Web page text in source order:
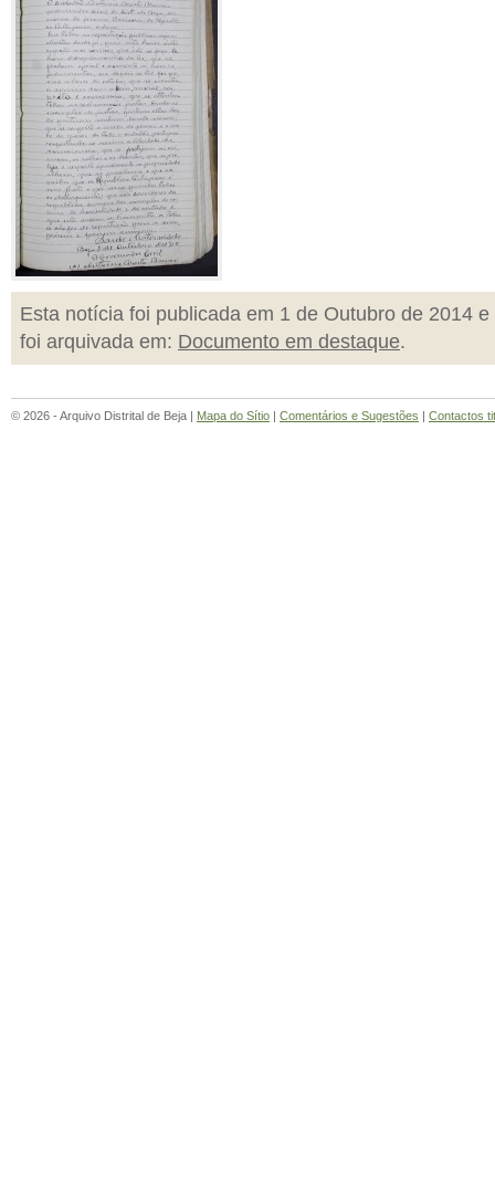
Esta notícia foi publicada em 1 de Outubro de 2014 e
foi arquivada em: Documento em destaque.
© 2026 - Arquivo Distrital de Beja | Mapa do Sítio | Comentários e Sugestões | Contactos